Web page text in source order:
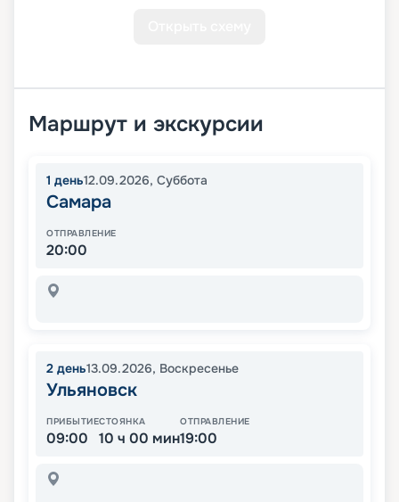
Маршрут и экскурсии
1 день12.09.2026, Суббота
Самара
ОТПРАВЛЕНИЕ
20:00
2 день13.09.2026, Воскресенье
Ульяновск
ПРИБЫТИЕ
09:00
СТОЯНКА
10 ч 00 мин
ОТПРАВЛЕНИЕ
19:00